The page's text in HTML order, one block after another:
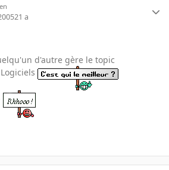
21 a
d'autre gère le topic